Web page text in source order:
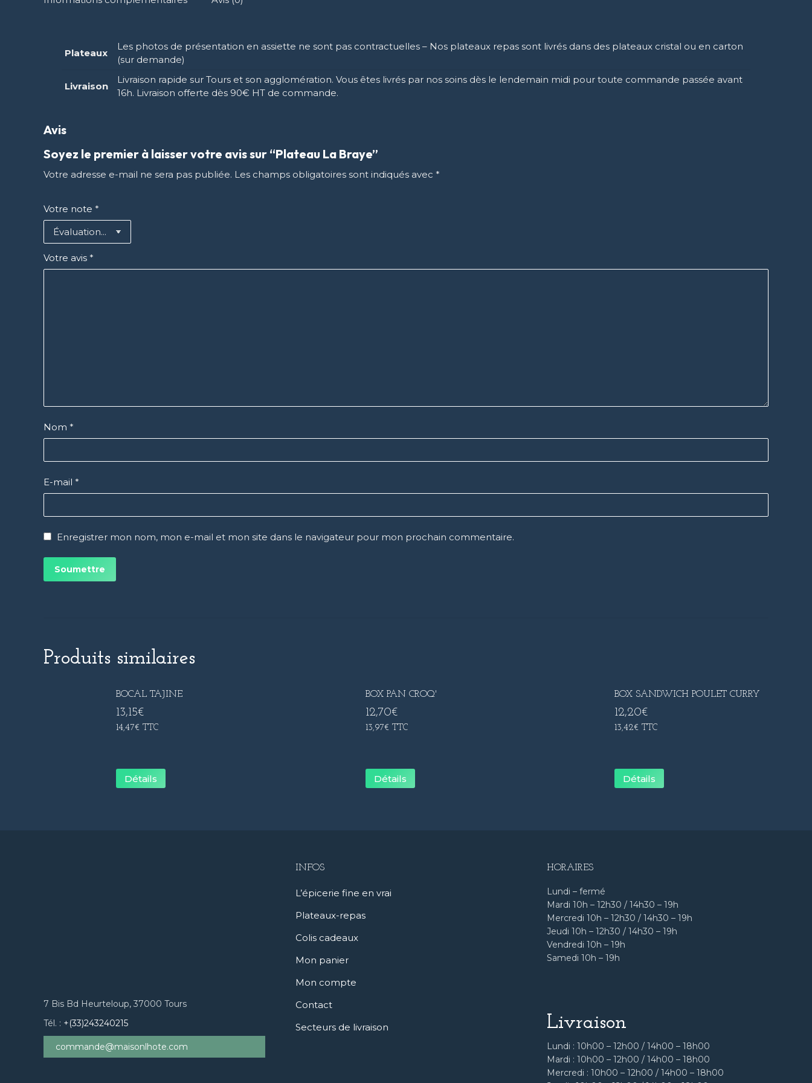
Plateaux
Les photos de présentation en assiette ne sont pas contractuelles – Nos plateaux repas sont livrés dans des plateaux cristal ou en carton
(sur demande)
Livraison
Livraison rapide sur Tours et son agglomération. Vous êtes livrés par nos soins dès le lendemain midi pour toute commande passée avant
16h. Livraison offerte dès 90€ HT de commande.
Avis
Soyez le premier à laisser votre avis sur “Plateau La Braye”
Votre adresse e-mail ne sera pas publiée. Les champs obligatoires sont indiqués avec *
Votre note *
Votre avis *
Nom *
E-mail *
Enregistrer mon nom, mon e-mail et mon site dans le navigateur pour mon prochain commentaire.
Produits similaires
BOCAL TAJINE
13,15€
14,47€ TTC
Détails
BOX PAN CROQ'
12,70€
13,97€TTC
Détails
BOX SANDWICH POULET CURRY
12,20€
13,42€ TTC
Détails
7 Bis Bd Heurteloup, 37000 Tours
Tél. : +(33)243240215
commande@maisonlhote.com
INFOS
L’épicerie fine en vrai
Plateaux-repas
Colis cadeaux
Mon panier
Mon compte
Contact
Secteurs de livraison
HORAIRES
Lundi – fermé
Mardi 10h – 12h30 / 14h30 – 19h
Mercredi 10h – 12h30 / 14h30 – 19h
Jeudi 10h – 12h30 / 14h30 – 19h
Vendredi 10h – 19h
Samedi 10h – 19h
Livraison
Lundi : 10h00 – 12h00 / 14h00 – 18h00
Mardi : 10h00 – 12h00 / 14h00 – 18h00
Mercredi : 10h00 – 12h00 / 14h00 – 18h00